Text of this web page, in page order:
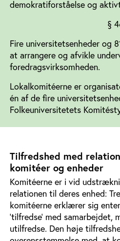
demokratiforståelse og
§
Fire universitetsenheder og
at arrangere og afvikle
foredragsvirksomheden.
Lokalkomitéerne er
én af de fire
Folkeuniversitetets
Tilfredshed med
komitéer og enheder
Komitéerne er i vid
relationen til deres enhed:
komitéerne erklærer sig
’tilfredse’ med samarbejdet,
utilfredse. Den høje